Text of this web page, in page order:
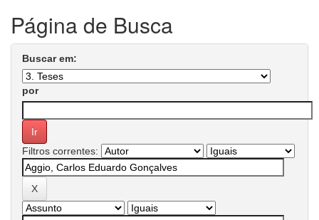
Página de Busca
Buscar em:
por
Filtros correntes: